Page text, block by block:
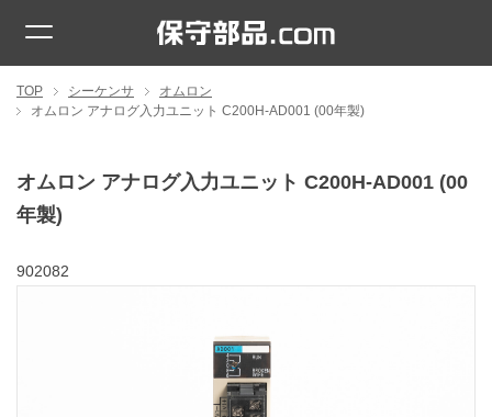
TOP シーケンサ
オムロン
オムロン アナログ入力ユニット C200H-AD001 (00年製)
オムロン アナログ入力ユニット C200H-AD001 (00
年製)
902082